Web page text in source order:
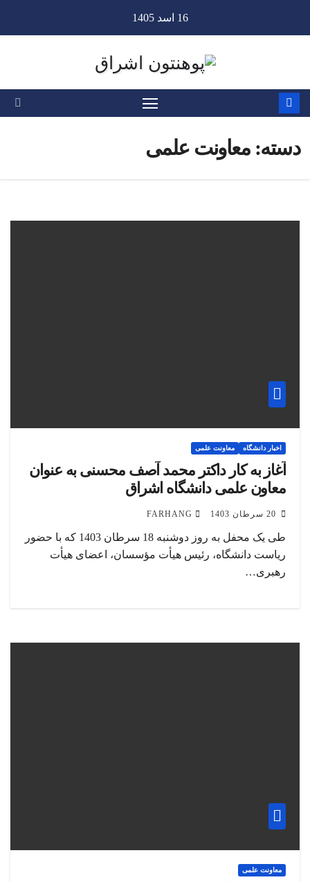
16 اسد 1405
دسته:معاونت علمی
اخبار دانشگاه معاونت علمی
آغاز به کار داکتر محمد آصف محسنی به عنوان
معاون علمی دانشگاه اشراق
20 سرطان 1403 FARHANG
طی یک محفل به روز دوشنبه 18 سرطان 1403 که با حضور
ریاست دانشگاه، رئیس هیأت مؤسسان، اعضای هیأت
رهبری…
معاونت علمی